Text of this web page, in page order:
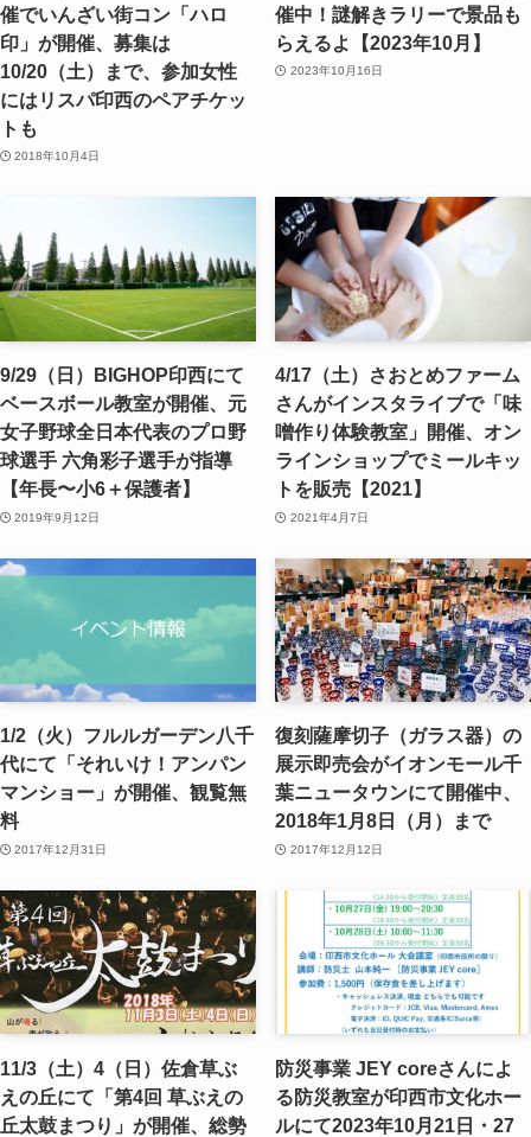
催でいんざい街コン「ハロ
印」が開催、募集は
10/20（土）まで、参加女性
にはリスパ印西のペアチケッ
トも
2018年10月4日
催中！謎解きラリーで景品も
らえるよ【2023年10月】
2023年10月16日
9/29（日）BIGHOP印西にて
ベースボール教室が開催、元
女子野球全日本代表のプロ野
球選手 六角彩子選手が指導
【年長〜小6＋保護者】
2019年9月12日
4/17（土）さおとめファーム
さんがインスタライブで「味
噌作り体験教室」開催、オン
ラインショップでミールキッ
トを販売【2021】
2021年4月7日
1/2（火）フルルガーデン八千
代にて「それいけ！アンパン
マンショー」が開催、観覧無
料
2017年12月31日
復刻薩摩切子（ガラス器）の
展示即売会がイオンモール千
葉ニュータウンにて開催中、
2018年1月8日（月）まで
2017年12月12日
11/3（土）4（日）佐倉草ぶ
えの丘にて「第4回 草ぶえの
丘太鼓まつり」が開催、総勢
防災事業 JEY coreさんによ
る防災教室が印西市文化ホー
ルにて2023年10月21日・27